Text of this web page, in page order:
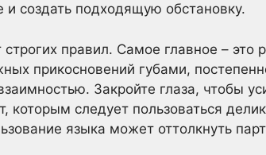
создать подходящую обстановку.
правил. Самое главное – это
прикосновений губами,
Закройте глаза, чтобы
которым следует пользоваться
языка может оттолкнуть